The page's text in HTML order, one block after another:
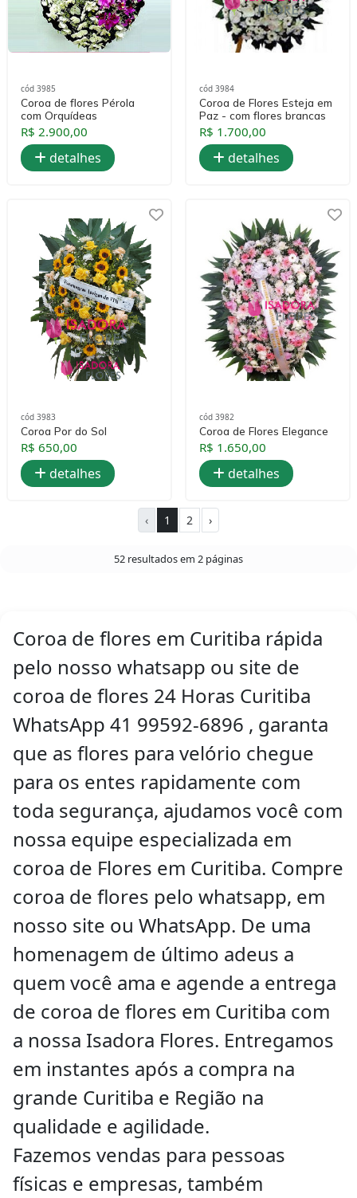
cód 3985
Coroa de flores Pérola
com Orquídeas
R$ 2.900,00
detalhes
cód 3984
Coroa de Flores Esteja em
Paz - com flores brancas
R$ 1.700,00
detalhes
cód 3983
Coroa Por do Sol
R$ 650,00
detalhes
cód 3982
Coroa de Flores Elegance
R$ 1.650,00
detalhes
‹ 1 2 ›
52 resultados em 2 páginas
Coroa de flores em Curitiba rápida
pelo nosso whatsapp ou site de
coroa de flores 24 Horas Curitiba
WhatsApp 41 99592-6896 , garanta
que as flores para velório chegue
para os entes rapidamente com
toda segurança, ajudamos você com
nossa equipe especializada em
coroa de Flores em Curitiba. Compre
coroa de flores pelo whatsapp, em
nosso site ou WhatsApp. De uma
homenagem de último adeus a
quem você ama e agende a entrega
de coroa de flores em Curitiba com
a nossa Isadora Flores. Entregamos
em instantes após a compra na
grande Curitiba e Região na
qualidade e agilidade.
Fazemos vendas para pessoas
físicas e empresas, também